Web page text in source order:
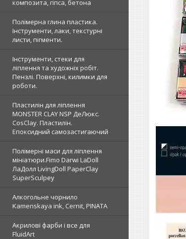
композита, гіпса, бетона
Полімерна глина пластика.
Інструменти, лаки, текстурні
листи, пігменти.
Інструменти, стеки для
ліплення та художніх робіт.
Пензлі. Поверхні, килимки для
роботи.
Пластилін для ліплення
MONSTER CLAY NSP ДеЛюкс.
CosClay. Пластилін.
Епоксидний самозастигаючий
Полімерні маси для ліплення
мініатюри.Fimo Darwi LaDoll
ЛаДолл LivingDoll PaperClay
SuperSculpey
Алкогольне чорнило
Kamenskaya ink, Cernit, PINATA
Акрилові фарби і все для
FluidArt